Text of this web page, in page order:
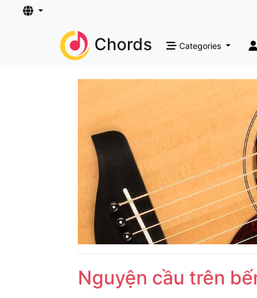
Chords Categories
Nguyện cầu trên